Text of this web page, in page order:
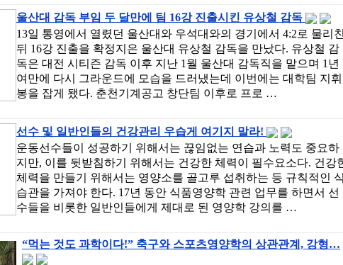
울산대 감독 부임 두 달만에 팀 16강 진출시킨 유상철 감독
13일 통영에서 열렸던 울산대와 우석대와의 경기에서 4:2로 물리친
뒤 16강 진출을 확정지은 울산대 유상철 감독을 만났다. 유상철 감
독은 대전 시티즌 감독 이후 지난 1월 울산대 감독직을 맡으며 1년
여만에 다시 그라운드에 모습을 드러냈는데 이번에는 대학팀 지휘
봉을 잡게 됐다. 춘천기계공고 창단팀 이후로 프로 …
선수 및 일반인들의 건강관리 우습게 여기지 말라!
운동선수들이 성공하기 위해서는 끊임없는 연습과 노력도 중요하
지만, 이를 뒷받침하기 위해서는 건강한 체력이 필수요소다. 건강
체력을 만들기 위해서는 영양소를 골고루 섭취하는 등 규칙적인 식
습관을 가져야 한다. 17년 동안 식품영양학 관련 업무를 하면서 선
수들을 비롯한 일반인들에게 제대로 된 영양학 강의를 …
“먹는 것도 과학이다!” 축구와 스포츠영양학의 상관관계, 강형…